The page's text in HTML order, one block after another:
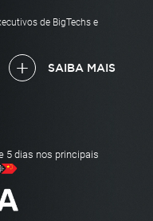
de BigTechs e
SAIBA MAIS
5 dias nos principais